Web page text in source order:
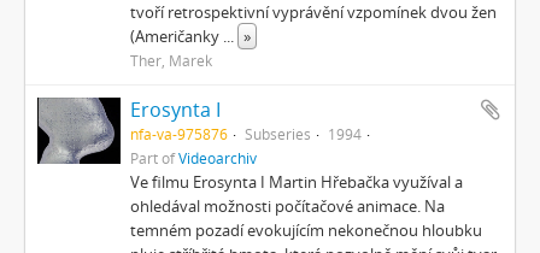
tvoří retrospektivní vyprávění vzpomínek dvou žen
(Američanky ... »
Ther, Marek
Erosynta I
nfa-va-975876 Subseries
1994
Part ofVideoarchiv
Ve filmu Erosynta I Martin Hřebačka využíval a
ohledával možnosti počítačové animace. Na
temném pozadí evokujícím nekonečnou hloubku